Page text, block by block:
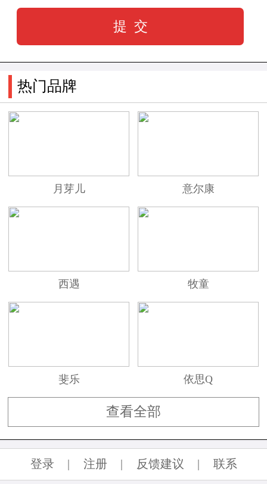
毛绒织品商人，Pietro Loro Piana于1924年4月24日
一手创立现有的Loro Piana公司。家族经营至今已
米制造商及最大的羊毛采购商。
在过去二百年来，Loro Piana一直追求卓越的
品，配饰及礼品系列。由于品牌家族成员代代爱
马术和扬帆出海等活动，所以，不难发现品牌的
品牌现状
意大利高级品牌Loro Piana(诺悠翩雅)一直以
严格选用最高品质的羊毛、羊绒而闻名于世，服
装的可穿性、功能性及舒适性均备受推崇。在每
一件服装中，都渗透了手工精细、质素卓越及矢
热门品牌
月芽儿 意尔康
西遇 牧童
斐乐 依思Q
查看全部
登录 注册 反馈建议 联系